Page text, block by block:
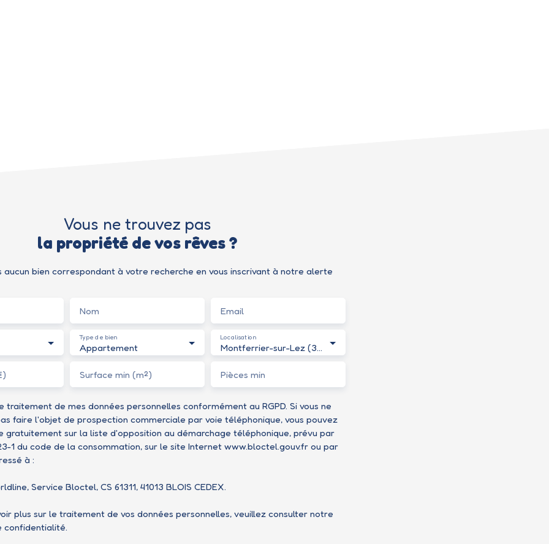
Vous ne trouvez pas
la propriété de vos rêves ?
aucun bien correspondant à votre recherche en vous inscrivant à notre alerte
Nom Email
Appartement
Type de bien
Montferrier-sur-Lez (34980)
Localisation
Surface min (m²) Pièces min
traitement de mes données personnelles conformément au RGPD. Si vous ne
faire l'objet de prospection commerciale par voie téléphonique, vous pouvez
gratuitement sur la liste d'opposition au démarchage téléphonique, prévu par
1 du code de la consommation, sur le site Internet www.bloctel.gouv.fr ou par
à :
Service Bloctel, CS 61311, 41013 BLOIS CEDEX.
plus sur le traitement de vos données personnelles, veuillez consulter notre
confidentialité.